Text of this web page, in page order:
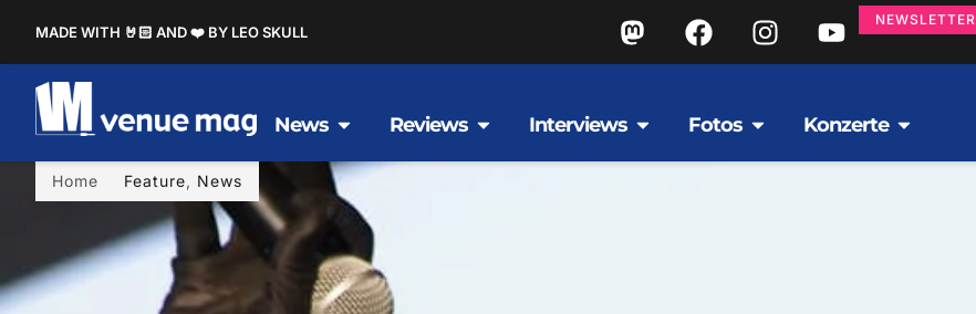
MADE WITH 🤘🏻 AND ❤️ BY LEO SKULL
NEWSLETTER
News Reviews Interviews Fotos Konzerte
Home Feature, News